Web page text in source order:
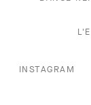
INSTAGRAM